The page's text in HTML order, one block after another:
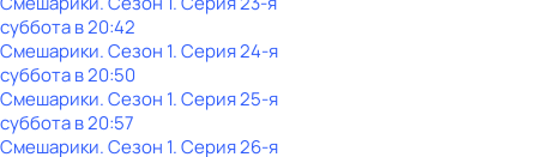
субботав20:42
Смешарики. Сезон 1. Серия 24-я
субботав20:50
Смешарики. Сезон 1. Серия 25-я
субботав20:57
Смешарики. Сезон 1. Серия 26-я